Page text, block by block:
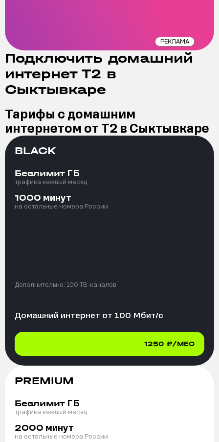
РЕКЛАМА
Подключить домашний
интернет Т2 в
Сыктывкаре
Тарифы с домашним
интернетом от Т2 в Сыктывкаре
BLACK
Безлимит ГБ
трафика каждый месяц
1000 минут
на остальные номера России
Дополнительно: 100 ТВ-каналов
Домашний интернет от 100 Мбит/с
1250 ₽/МЕС
PREMIUM
Безлимит ГБ
трафика каждый месяц
2000 минут
на остальные номера России